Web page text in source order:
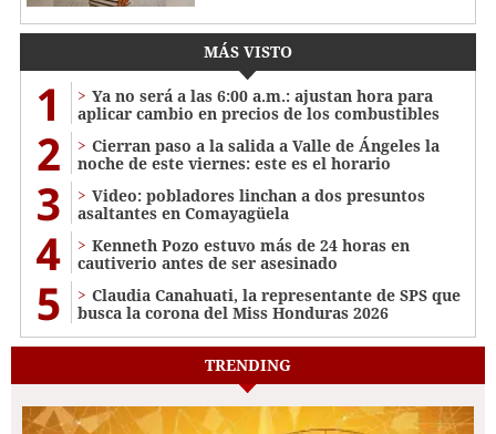
MÁS VISTO
1
Ya no será a las 6:00 a.m.: ajustan hora para
aplicar cambio en precios de los combustibles
2
Cierran paso a la salida a Valle de Ángeles la
noche de este viernes: este es el horario
3
Video: pobladores linchan a dos presuntos
asaltantes en Comayagüela
4
Kenneth Pozo estuvo más de 24 horas en
cautiverio antes de ser asesinado
5
Claudia Canahuati, la representante de SPS que
busca la corona del Miss Honduras 2026
TRENDING